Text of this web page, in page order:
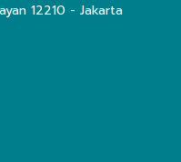
12210 - Jakarta